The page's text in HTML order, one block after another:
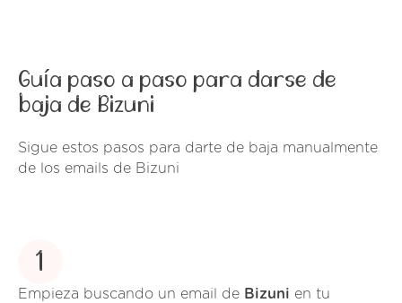
Guía paso a paso para darse de
baja de Bizuni
Sigue estos pasos para darte de baja manualmente
de los emails de Bizuni
1
Empieza buscando un email de Bizuni en tu